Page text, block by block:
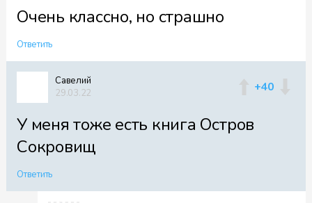
Очень классно, но страшно
Ответить
Cавелий
29.03.22
+40
У меня тоже есть книга Остров
Сокровищ
Ответить